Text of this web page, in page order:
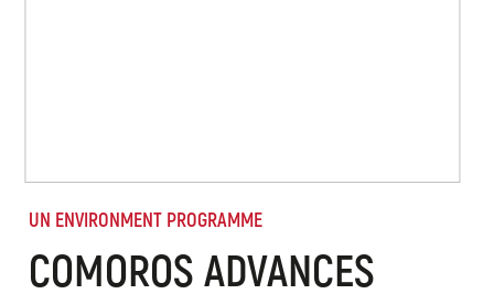
UN ENVIRONMENT PROGRAMME
COMOROS ADVANCES